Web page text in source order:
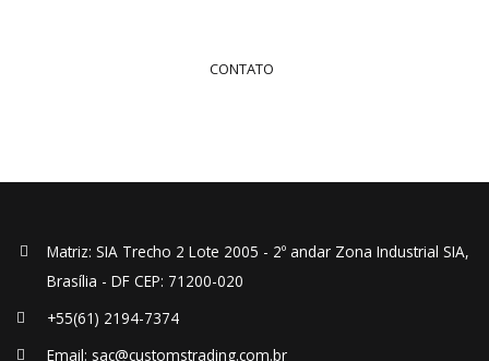
CONTATO
Matriz: SIA Trecho 2 Lote 2005 - 2º andar Zona Industrial SIA,
Brasília - DF CEP: 71200-020
+55(61) 2194-7374
Email: sac@customstrading.com.br